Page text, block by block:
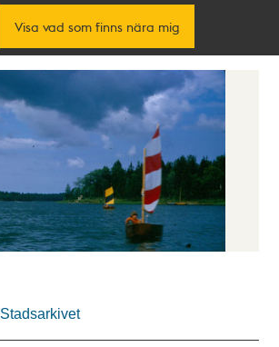
Visa vad som finns nära mig
Stadsarkivet